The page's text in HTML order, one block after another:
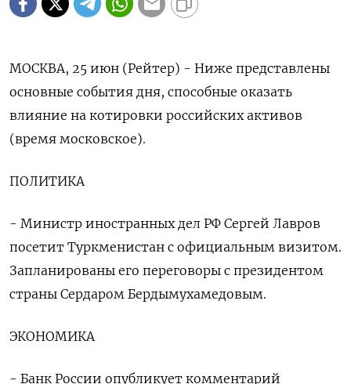
МОСКВА, 25 июн (Рейтер) - Ниже представлены
основные события дня, способные оказать
влияние на котировки российских активов
(время московское).
ПОЛИТИКА
- Министр иностранных дел РФ Сергей Лавров
посетит Туркменистан с официальным визитом.
Запланированы его переговоры с президентом
страны Сердаром Бердымухамедовым.
ЭКОНОМИКА
- Банк России опубликует комментарий